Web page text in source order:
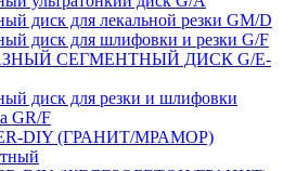
диск для лекальной резки GM/D
диск для шлифовки и резки G/F
СЕГМЕНТНЫЙ ДИСК G/E-
диск для резки и шлифовки
GR/F
DIY (ГРАНИТ/МРАМОР)